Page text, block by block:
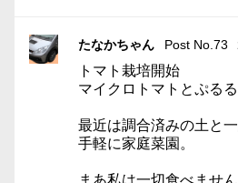
たなかちゃん Post No.73
トマト栽培開始
マイクロトマトとぷる
最近は調合済みの土と
手軽に家庭菜園。
まあ私は一切食べません